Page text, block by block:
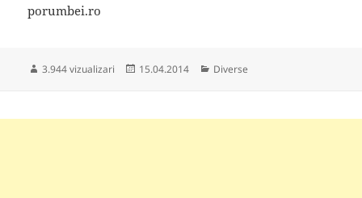
porumbei.ro
3.944 vizualizari
Publicat
15.04.2014 Categorii
Diverse